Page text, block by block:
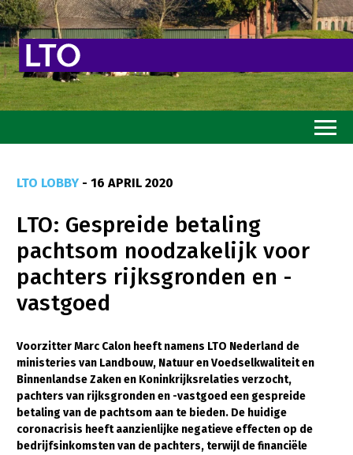
Goed eten
Mooi groen
Sterk ondernemerschap
Transitiepaden
Thema’s
Gezonde planten
Gezonde dieren
Natuur, klimaat en energie
LTO LOBBY - 16 APRIL 2020
LTO: Gespreide betaling
pachtsom noodzakelijk voor
pachters rijksgronden en -
vastgoed
Voorzitter Marc Calon heeft namens LTO Nederland de
ministeries van Landbouw, Natuur en Voedselkwaliteit en
Binnenlandse Zaken en Koninkrijksrelaties verzocht,
pachters van rijksgronden en -vastgoed een gespreide
betaling van de pachtsom aan te bieden. De huidige
coronacrisis heeft aanzienlijke negatieve effecten op de
bedrijfsinkomsten van de pachters, terwijl de financiële